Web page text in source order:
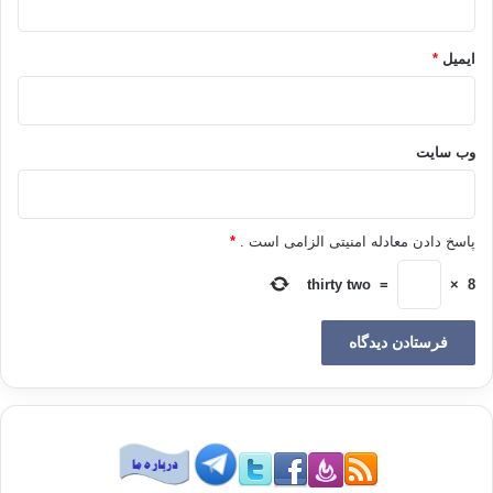
ولكن البعض قد ينظر من زاوية مختلفة، ويرى أن الفرق بين الدولة العلمانية
بعض الأبعاد المحددة، ولا يشمل كل التفاصيل، فالدولة في النهاية هي الدولة، بكل
أدواتها ومكوناتها وجهازها الإداري. ويمكن القول: إن الفرق بين الدولة الإسلامية والدولة
الدول أيا كانت مرجعيتها، ولكن هذا التشابه لا يكون تطابقا كاملا، وقد يكون مجرد تشابه
في الشكل مع اختلاف المضمون.
فيصبح مجتمعا متماسكا قويا، من خلال التزامه بقواعد الشريعة الإسلامية، وينحصر دور
الدولة في المهام المركزية والأمن وفرض القانون والسياسة الخارجية، دون أن تتمدد
ایمیل *
وب‌ سایت
پاسخ دادن معادله امنیتی الزامی است . *
8
×
=
thirty two